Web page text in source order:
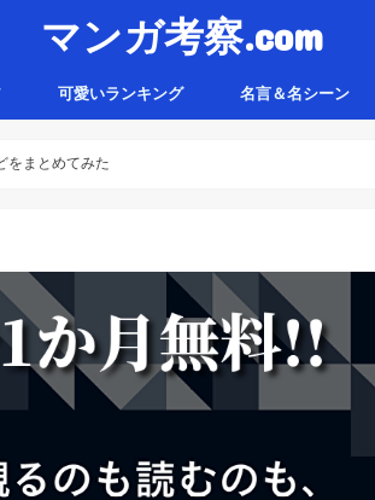
マンガ考察.com
可愛いランキング 名言＆名シーン
をまとめてみた